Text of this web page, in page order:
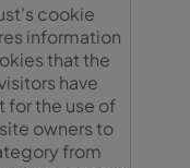
cookie
information
that the
have
for the use of
owners to
from